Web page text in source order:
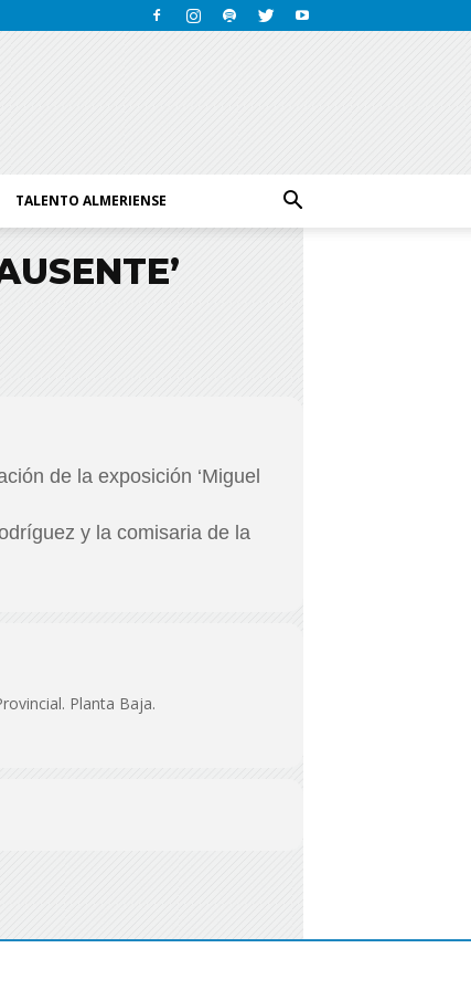
TALENTO ALMERIENSE
de la exposición ‘Miguel
y la comisaria de la
Planta Baja.